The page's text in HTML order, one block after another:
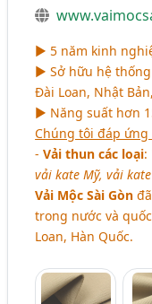
► 5 năm kinh
► Sở hữu hệ thống
Đài Loan, Nhật
► Năng suất hơn
Chúng tôi đáp ứng
-Vải thun các loại:
vải kate Mỹ, vải
Vải Mộc Sài Gòn
trong nước và
Loan, Hàn Quốc.